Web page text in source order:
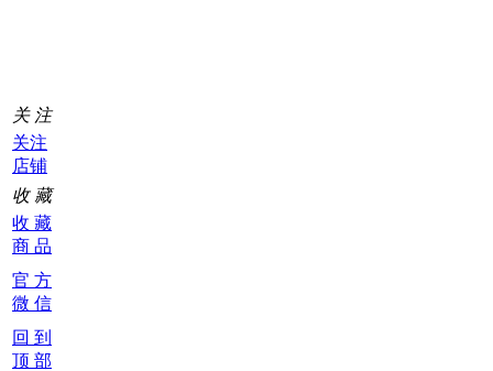
关 注
关注
店铺
收 藏
收 藏
商 品
官 方
微 信
回 到
顶 部